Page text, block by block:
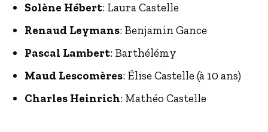
Solène Hébert: Laura Castelle
Renaud Leymans: Benjamin Gance
Pascal Lambert: Barthélémy
Maud Lescomères: Élise Castelle (à 10 ans)
Charles Heinrich: Mathéo Castelle